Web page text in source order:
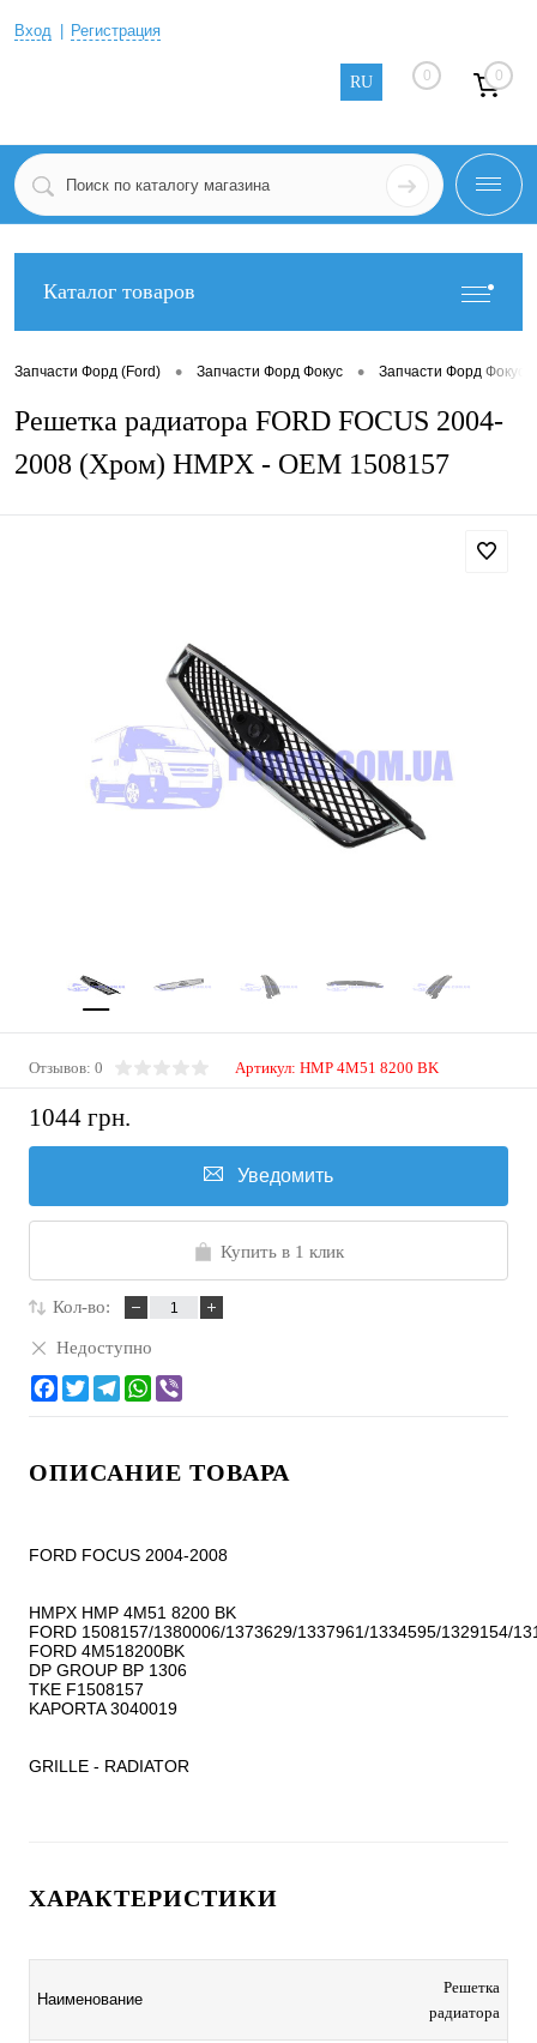
Вход Регистрация
RU 0 0
Каталог товаров
Запчасти Форд (Ford) • Запчасти Форд Фокус • Запчасти Форд Фокус 2
Решетка радиатора FORD FOCUS 2004-
2008 (Хром) HMPX - OEM 1508157
Отзывов: 0 Артикул: HMP 4M51 8200 BK
1044 грн.
Уведомить
Купить в 1 клик
Кол-во:
Недоступно
ОПИСАНИЕ ТОВАРА
FORD FOCUS 2004-2008
HMPX HMP 4M51 8200 BK
FORD 1508157/1380006/1373629/1337961/1334595/1329154/
FORD 4M518200BK
DP GROUP BP 1306
TKE F1508157
KAPORTA 3040019
GRILLE - RADIATOR
ХАРАКТЕРИСТИКИ
Наименование
Решетка
радиатора